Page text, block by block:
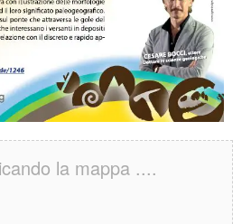
la mappa ....